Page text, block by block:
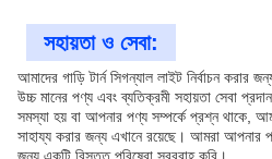
সহায়তা ও সেবা:
আমাদের গাড়ি টার্ন সিগন্যাল লাইট নির্বাচন
উচ্চ মানের পণ্য এবং ব্যতিক্রমী সহায়তা সেবা
সমস্যা হয় বা আপনার পণ্য সম্পর্কে প্রশ্ন থাকে,
সাহায্য করার জন্য এখানে রয়েছে। আমরা আপনার